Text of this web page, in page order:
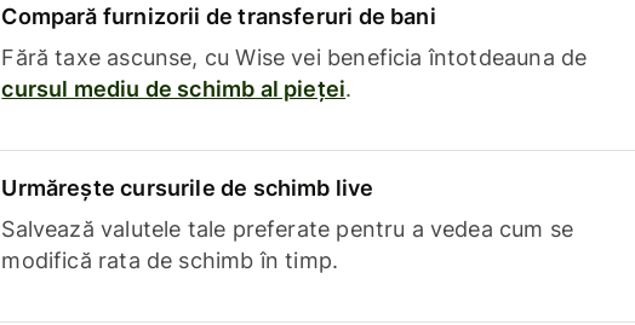
Compară furnizorii de transferuri de bani
Fără taxe ascunse, cu Wise vei beneficia întotdeauna de
cursul mediu de schimb al pieței.
Urmărește cursurile de schimb live
Salvează valutele tale preferate pentru a vedea cum se
modifică rata de schimb în timp.